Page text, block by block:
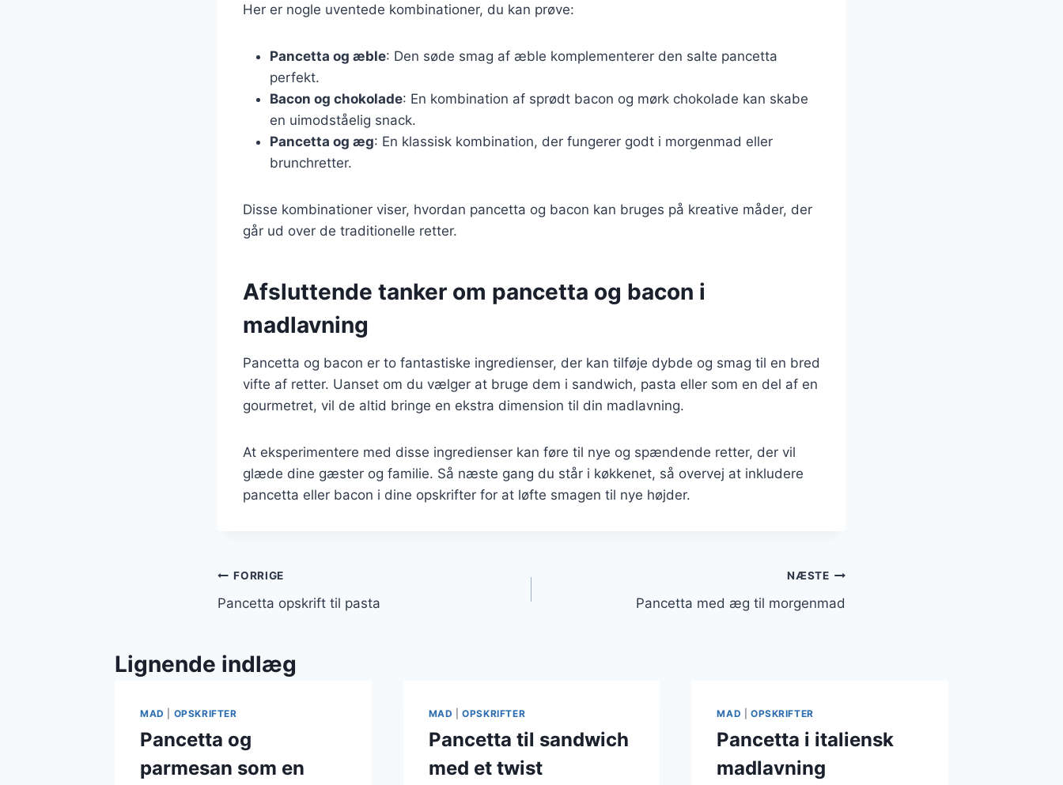
Her er nogle uventede kombinationer, du kan prøve:
Pancetta og æble: Den søde smag af æble komplementerer den salte pancetta
perfekt.
Bacon og chokolade: En kombination af sprødt bacon og mørk chokolade kan skabe
en uimodståelig snack.
Pancetta og æg: En klassisk kombination, der fungerer godt i morgenmad eller
brunchretter.
Disse kombinationer viser, hvordan pancetta og bacon kan bruges på kreative måder, der
går ud over de traditionelle retter.
Afsluttende tanker om pancetta og bacon i
madlavning
Pancetta og bacon er to fantastiske ingredienser, der kan tilføje dybde og smag til en bred
vifte af retter. Uanset om du vælger at bruge dem i sandwich, pasta eller som en del af en
gourmetret, vil de altid bringe en ekstra dimension til din madlavning.
At eksperimentere med disse ingredienser kan føre til nye og spændende retter, der vil
glæde dine gæster og familie. Så næste gang du står i køkkenet, så overvej at inkludere
pancetta eller bacon i dine opskrifter for at løfte smagen til nye højder.
Indlægsnavigation
FORRIGE
Pancetta opskrift til pasta
NÆSTE
Pancetta med æg til morgenmad
Lignende indlæg
MAD OPSKRIFTER
Pancetta og
parmesan som en
MAD |OPSKRIFTER
Pancetta til sandwich
med et twist
MAD OPSKRIFTER
Pancetta i italiensk
madlavning